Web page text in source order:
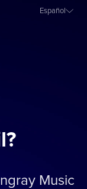
Español
Music